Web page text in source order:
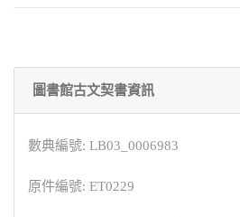
圖書館古文契書資訊
數典編號: LB03_0006983
原件編號: ET0229